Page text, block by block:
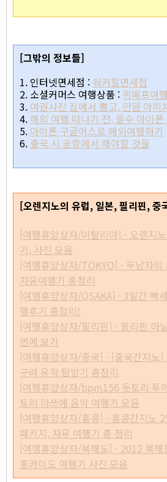
[그밖의 정보들]
1. 인터넷면세점 : 워커힐면세점
2. 소셜커머스 여행상품 : 위메프여행
3. 여권사진 집에서 뽑고, 만원 아끼
4. 해외 여행 떠나기 전, 필수 아이폰
5. 아이폰 구글어스로 해외여행하기
6. 출국 시 공항에서 해야할 것들
[오렌지노의 유럽, 일본, 필리핀, 중
[여행휴양상자/이탈리아] - 오렌지
기, 사진 모음
[여행휴양상자/TOKYO] - 두남자의
자유여행기 총정리
[여행휴양상자/OSAKA] - 3일간 빡
행후기 총정리!
[여행휴양상자/필리핀] - 필리핀 마
번에 보기
[여행휴양상자/중국] - [중국간지노]
구려 유적 탐방기 총정리
[여행휴양상자/bpm156 돗토리 투
토리 마쓰에 음악 여행기 모음
[여행휴양상자/홍콩] - 홍콩간지노
패키지, 자유 여행기 총 정리
[여행휴양상자/북해도] - 2012 북해
홋카이도 여행기 사진 모음